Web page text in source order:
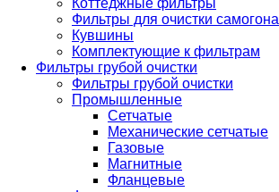
Коттеджные фильтры
Фильтры для очистки самогона
Кувшины
Комплектующие к фильтрам
Фильтры грубой очистки
Фильтры грубой очистки
Промышленные
Сетчатые
Механические сетчатые
Газовые
Магнитные
Фланцевые